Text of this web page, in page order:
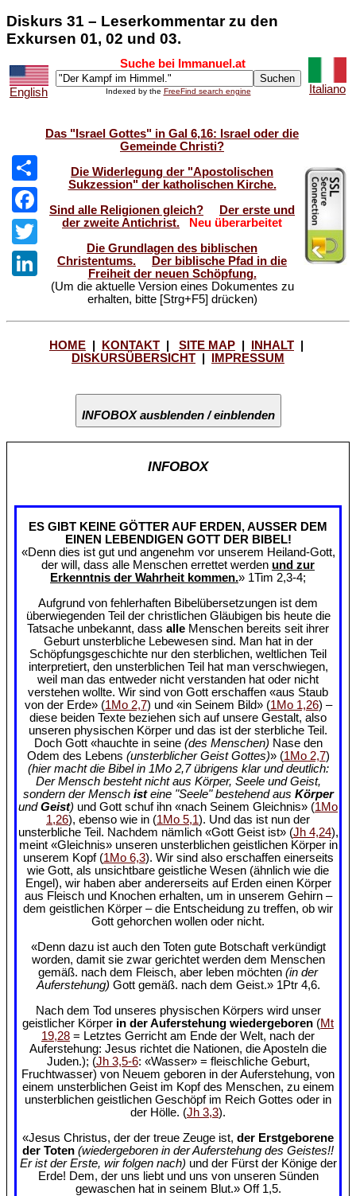
Diskurs 31 – Leserkommentar zu den
Exkursen 01, 02 und 03.
English
Suche bei Immanuel.at
Indexed by the FreeFind search engine Italiano
Share
Facebook
Twitter
LinkedIn
Das "Israel Gottes" in Gal 6,16: Israel oder die
Gemeinde Christi?
Die Widerlegung der "Apostolischen
Sukzession" der katholischen Kirche.
Sind alle Religionen gleich?
Der erste und
der zweite Antichrist.
Neu überarbeitet
Die Grundlagen des biblischen
Christentums.
Der biblische Pfad in die
Freiheit der neuen Schöpfung.
(Um die aktuelle Version eines Dokumentes zu
erhalten, bitte [Strg+F5] drücken)
HOME KONTAKT SITE MAP INHALT
DISKURSÜBERSICHT
IMPRESSUM
INFOBOX ausblenden / einblenden
INFOBOX
ES GIBT KEINE GÖTTER AUF ERDEN, AUSSER DEM
EINEN LEBENDIGEN GOTT DER BIBEL!
«Denn dies ist gut und angenehm vor unserem Heiland-Gott,
der will, dass alle Menschen errettet werden und zur
Erkenntnis der Wahrheit kommen.» 1Tim 2,3-4;
Aufgrund von fehlerhaften Bibelübersetzungen ist dem
überwiegenden Teil der christlichen Gläubigen bis heute die
Tatsache unbekannt, dass alle Menschen bereits seit ihrer
Geburt unsterbliche Lebewesen sind. Man hat in der
Schöpfungsgeschichte nur den sterblichen, weltlichen Teil
interpretiert, den unsterblichen Teil hat man verschwiegen,
weil man das entweder nicht verstanden hat oder nicht
verstehen wollte. Wir sind von Gott erschaffen «aus Staub
von der Erde» (1Mo 2,7) und «in Seinem Bild» (1Mo 1,26) –
diese beiden Texte beziehen sich auf unsere Gestalt, also
unseren physischen Körper und das ist der sterbliche Teil.
Doch Gott «hauchte in seine (des Menschen) Nase den
Odem des Lebens (unsterblicher Geist Gottes)» (1Mo 2,7)
(hier macht die Bibel in 1Mo 2,7 übrigens klar und deutlich:
Der Mensch besteht nicht aus Körper, Seele und Geist,
sondern der Mensch isteine "Seele" bestehend aus Körper
undGeist) und Gott schuf ihn «nach Seinem Gleichnis» (1Mo
1,26), ebenso wie in (1Mo 5,1). Und das ist nun der
unsterbliche Teil. Nachdem nämlich «Gott Geist ist» (Jh 4,24),
meint «Gleichnis» unseren unsterblichen geistlichen Körper in
unserem Kopf (1Mo 6,3). Wir sind also erschaffen einerseits
wie Gott, als unsichtbare geistliche Wesen (ähnlich wie die
Engel), wir haben aber andererseits auf Erden einen Körper
aus Fleisch und Knochen erhalten, um in unserem Gehirn –
dem geistlichen Körper – die Entscheidung zu treffen, ob wir
Gott gehorchen wollen oder nicht.
«Denn dazu ist auch den Toten gute Botschaft verkündigt
worden, damit sie zwar gerichtet werden dem Menschen
gemäß. nach dem Fleisch, aber leben möchten (in der
Auferstehung) Gott gemäß. nach dem Geist.» 1Ptr 4,6.
Nach dem Tod unseres physischen Körpers wird unser
geistlicher Körper in der Auferstehung wiedergeboren (Mt
19,28 = Letztes Gerricht am Ende der Welt, nach der
Auferstehung: Jesus richtet die Nationen, die Aposteln die
Juden.); (Jh 3,5-6: «Wasser» = fleischliche Geburt,
Fruchtwasser) von Neuem geboren in der Auferstehung, von
einem unsterblichen Geist im Kopf des Menschen, zu einem
unsterblichen geistlichen Geschöpf im Reich Gottes oder in
der Hölle. (Jh 3,3).
«Jesus Christus, der der treue Zeuge ist, der Erstgeborene
der Toten (wiedergeboren in der Auferstehung des Geistes!!
Er ist der Erste, wir folgen nach) und der Fürst der Könige der
Erde! Dem, der uns liebt und uns von unseren Sünden
gewaschen hat in seinem Blut.» Off 1,5.